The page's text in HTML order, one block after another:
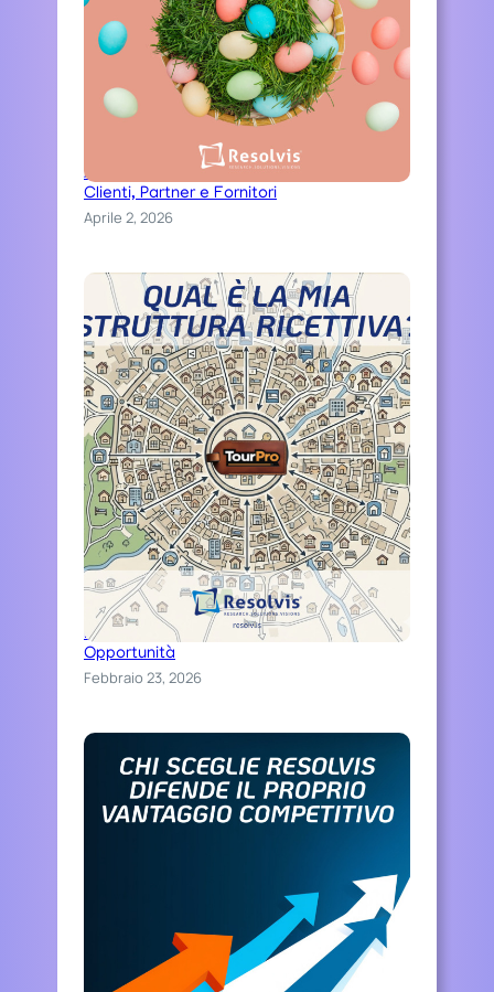
Auguri di una serena Pasqua ai nostri
Clienti, Partner e Fornitori
Aprile 2, 2026
Distinguiti Online, Trasforma Ospitalità in
Opportunità
Febbraio 23, 2026